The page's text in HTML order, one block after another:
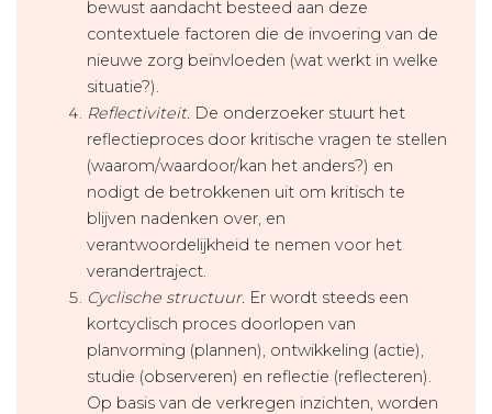
bewust aandacht besteed aan deze
contextuele factoren die de invoering van de
nieuwe zorg beïnvloeden (wat werkt in welke
situatie?).
Reflectiviteit. De onderzoeker stuurt het
reflectieproces door kritische vragen te stellen
(waarom/waardoor/kan het anders?) en
nodigt de betrokkenen uit om kritisch te
blijven nadenken over, en
verantwoordelijkheid te nemen voor het
verandertraject.
Cyclische structuur. Er wordt steeds een
kortcyclisch proces doorlopen van
planvorming (plannen), ontwikkeling (actie),
studie (observeren) en reflectie (reflecteren).
Op basis van de verkregen inzichten, worden